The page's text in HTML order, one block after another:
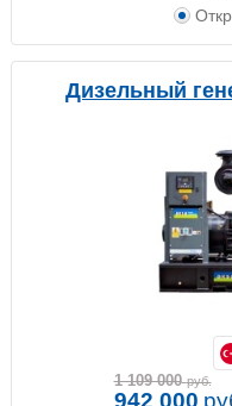
Дизельный
1 109 000 руб.
942 000